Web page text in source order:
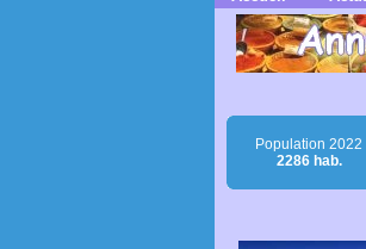
Population 2022
2286 hab.